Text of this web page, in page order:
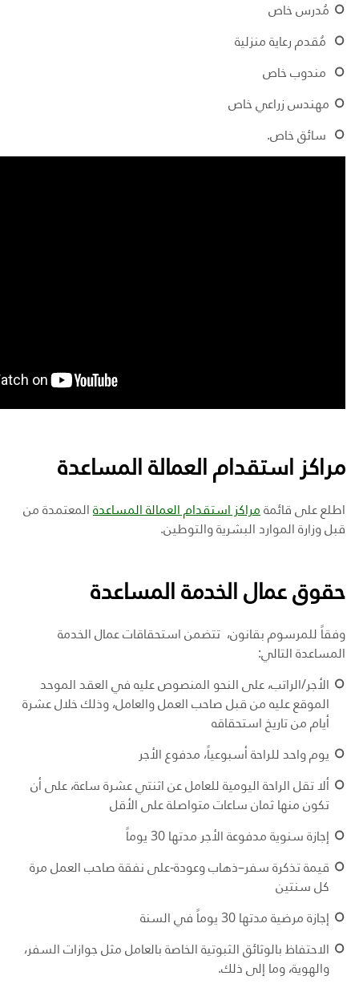
مُدرس خاص
مُقدم رعاية منزلية
مندوب خاص
مهندس زراعي خاص
سائق خاص.
مراكز استقدام العمالة المساعدة
اطلع على قائمة مراكز استقدام العمالة المساعدة المعتمدة من
قبل وزارة الموارد البشرية والتوطين.
حقوق عمال الخدمة المساعدة
وفقاً للمرسوم بقانون، تتضمن استحقاقات عمال الخدمة
المساعدة التالي:
الأجر/الراتب، على النحو المنصوص عليه في العقد الموحد
الموقع عليه من قبل صاحب العمل والعامل، وذلك خلال عشرة
أيام من تاريخ استحقاقه
يوم واحد للراحة أسبوعياً، مدفوع الأجر
ألا تقل الراحة اليومية للعامل عن اثنتي عشرة ساعة، على أن
تكون منها ثمان ساعات متواصلة على الأقل
إجازة سنوية مدفوعة الأجر مدتها 30 يوماً
قيمة تذكرة سفر–ذهاب وعودة-على نفقة صاحب العمل مرة
كل سنتين
إجازة مرضية مدتها 30 يوماً في السنة
الاحتفاظ بالوثائق الثبوتية الخاصة بالعامل مثل جوازات السفر،
والهوية، وما إلى ذلك.